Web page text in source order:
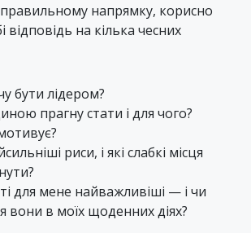
напрямку, корисно
відповідь на кілька чесних
бути лідером?
прагну стати і для чого?
риси, і які слабкі місця
для мене найважливіші — і чи
вони в моїх щоденних діях?